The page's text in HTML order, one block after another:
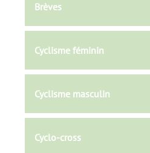
Brèves
Cyclisme féminin
Cyclisme masculin
Cyclo-cross